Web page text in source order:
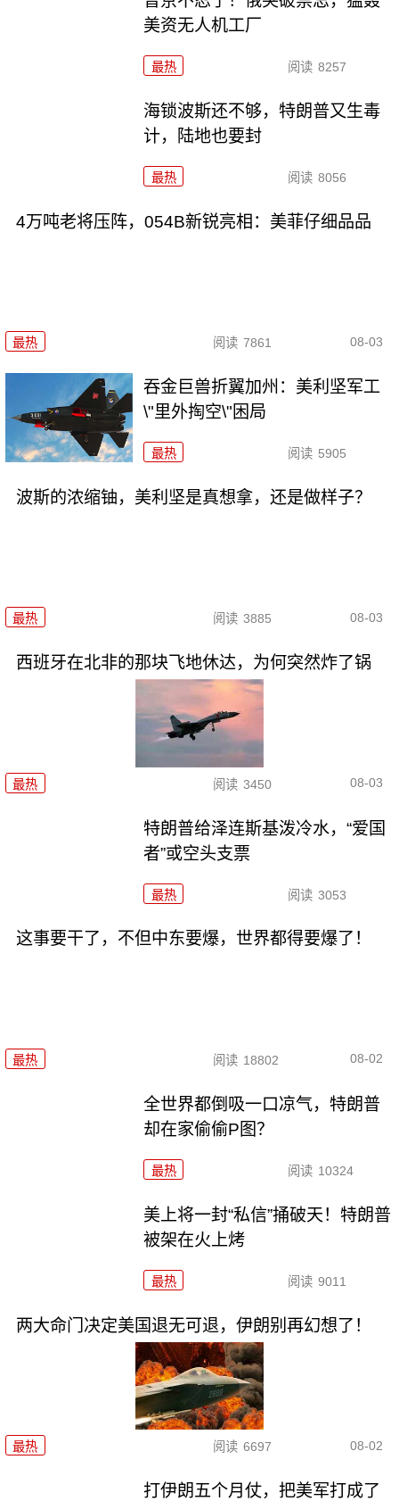
美资无人机工厂
最热 阅读 8257
海锁波斯还不够，特朗普又生毒
计，陆地也要封
最热 阅读 8056
4万吨老将压阵，054B新锐亮相：美菲仔细品品
最热 阅读 7861 08-03
吞金巨兽折翼加州：美利坚军工
\"里外掏空\"困局
最热 阅读 5905
波斯的浓缩铀，美利坚是真想拿，还是做样子？
最热 阅读 3885 08-03
西班牙在北非的那块飞地休达，为何突然炸了锅
最热 阅读 3450 08-03
特朗普给泽连斯基泼冷水，“爱国
者”或空头支票
最热 阅读 3053
这事要干了，不但中东要爆，世界都得要爆了！
最热 阅读 18802 08-02
全世界都倒吸一口凉气，特朗普
却在家偷偷P图？
最热 阅读 10324
美上将一封“私信”捅破天！特朗普
被架在火上烤
最热 阅读 9011
两大命门决定美国退无可退，伊朗别再幻想了！
最热 阅读 6697 08-02
打伊朗五个月仗，把美军打成了